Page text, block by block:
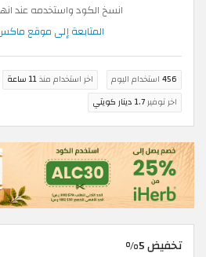
انسخ الكود واستخدمه عند
المتابعة إلى موقع
456 استخدام اليوم اخر استخدام منذ11 ساعة
اخر توفير1.7 دينار كويتي
تخفيض 5%